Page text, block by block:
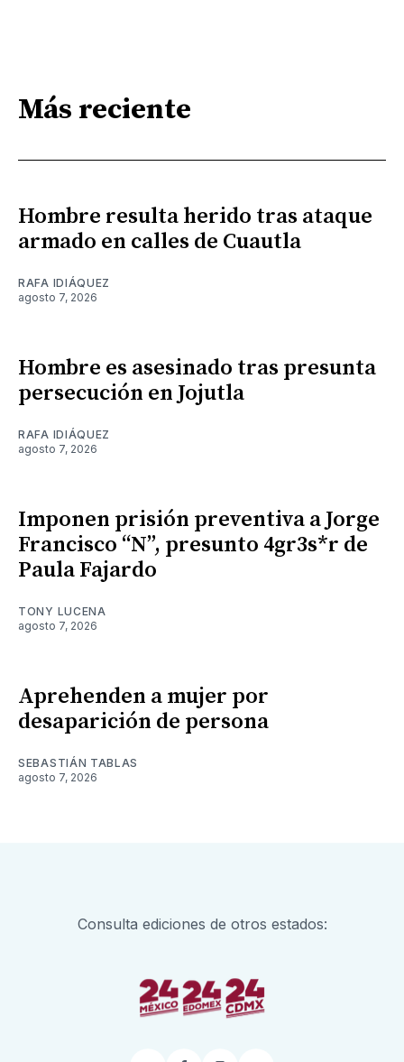
Más reciente
Hombre resulta herido tras ataque
armado en calles de Cuautla
RAFA IDIÁQUEZ
agosto 7, 2026
Hombre es asesinado tras presunta
persecución en Jojutla
RAFA IDIÁQUEZ
agosto 7, 2026
Imponen prisión preventiva a Jorge
Francisco “N”, presunto 4gr3s*r de
Paula Fajardo
TONY LUCENA
agosto 7, 2026
Aprehenden a mujer por
desaparición de persona
SEBASTIÁN TABLAS
agosto 7, 2026
Consulta ediciones de otros estados: